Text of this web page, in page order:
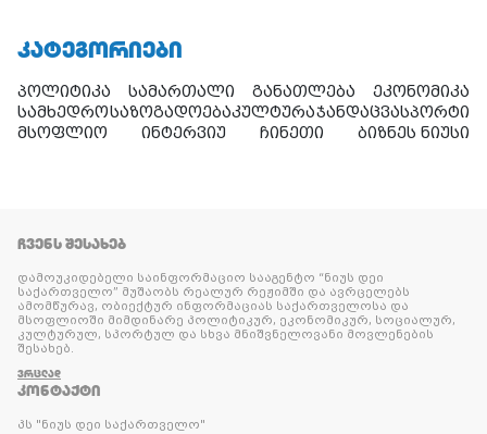
ᲙᲐᲢᲔᲒᲝᲠᲘᲔᲑᲘ
პოლიტიკა სამართალი განათლება
ეკონომიკა
სამხედროსაზოგადოებაკულტურაჯანდაცვასპორტი
მსოფლიო
ინტერვიუ ჩინეთი ბიზნეს ნიუსი
ᲩᲕᲔᲜᲡ ᲨᲔᲡᲐᲮᲔᲑ
დამოუკიდებელი საინფორმაციო სააგენტო “ნიუს დეი
საქართველო” მუშაობს რეალურ რეჟიმში და ავრცელებს
ამომწურავ, ობიექტურ ინფორმაციას საქართველოსა და
მსოფლიოში მიმდინარე პოლიტიკურ, ეკონომიკურ, სოციალურ,
კულტურულ, სპორტულ და სხვა მნიშვნელოვანი მოვლენების
შესახებ.
ᲕᲠᲪᲚᲐᲓ
ᲙᲝᲜᲢᲐᲥᲢᲘ
პს "ნიუს დეი საქართველო"